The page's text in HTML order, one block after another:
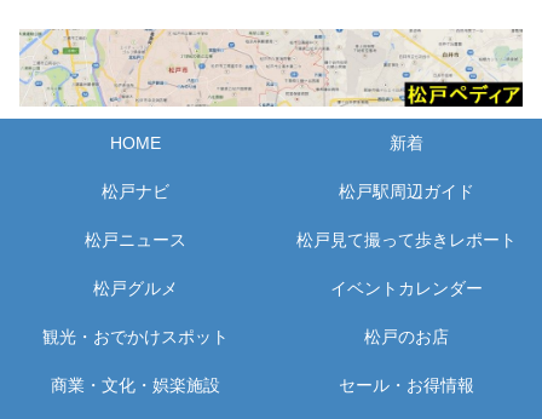
HOME 新着
松戸ナビ 松戸駅周辺ガイド
松戸ニュース 松戸見て撮って歩きレポート
松戸グルメ イベントカレンダー
観光・おでかけスポット 松戸のお店
商業・文化・娯楽施設 セール・お得情報